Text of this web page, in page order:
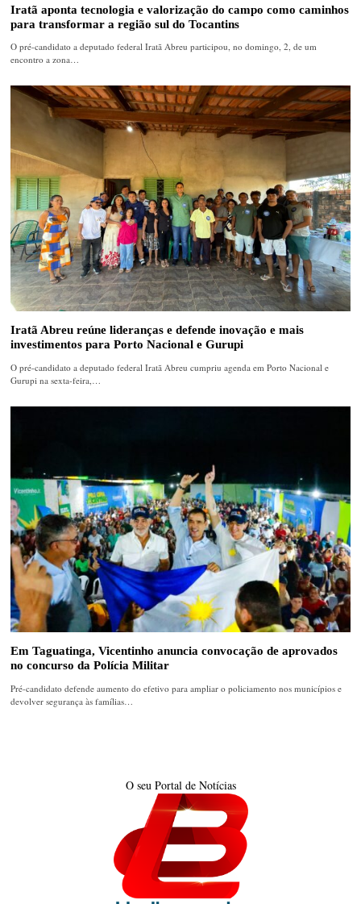
Iratã aponta tecnologia e valorização do campo como caminhos
para transformar a região sul do Tocantins
O pré-candidato a deputado federal Iratã Abreu participou, no domingo, 2, de um
encontro a zona…
Iratã Abreu reúne lideranças e defende inovação e mais
investimentos para Porto Nacional e Gurupi
O pré-candidato a deputado federal Iratã Abreu cumpriu agenda em Porto Nacional e
Gurupi na sexta-feira,…
Em Taguatinga, Vicentinho anuncia convocação de aprovados
no concurso da Polícia Militar
Pré-candidato defende aumento do efetivo para ampliar o policiamento nos municípios e
devolver segurança às famílias…
O seu Portal de Notícias